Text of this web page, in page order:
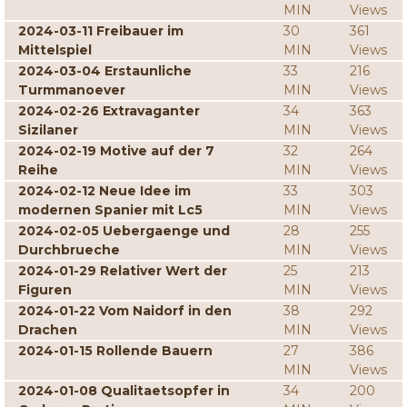
MIN
Views
2024-03-11 Freibauer im
Mittelspiel
30
MIN
361
Views
2024-03-04 Erstaunliche
Turmmanoever
33
MIN
216
Views
2024-02-26 Extravaganter
Sizilaner
34
MIN
363
Views
2024-02-19 Motive auf der 7
Reihe
32
MIN
264
Views
2024-02-12 Neue Idee im
modernen Spanier mit Lc5
33
MIN
303
Views
2024-02-05 Uebergaenge und
Durchbrueche
28
MIN
255
Views
2024-01-29 Relativer Wert der
Figuren
25
MIN
213
Views
2024-01-22 Vom Naidorf in den
Drachen
38
MIN
292
Views
2024-01-15 Rollende Bauern
27
MIN
386
Views
2024-01-08 Qualitaetsopfer in
34
200